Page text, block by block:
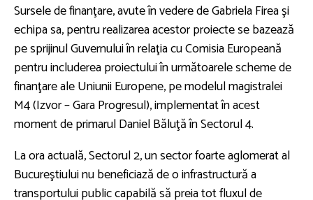
Sursele de finanţare, avute în vedere de Gabriela Firea şi
echipa sa, pentru realizarea acestor proiecte se bazează
pe sprijinul Guvernului în relaţia cu Comisia Europeană
pentru includerea proiectului în următoarele scheme de
finanţare ale Uniunii Europene, pe modelul magistralei
M4 (Izvor – Gara Progresul), implementat în acest
moment de primarul Daniel Băluţă în Sectorul 4.
La ora actuală, Sectorul 2, un sector foarte aglomerat al
Bucureştiului nu beneficiază de o infrastructură a
transportului public capabilă să preia tot fluxul de